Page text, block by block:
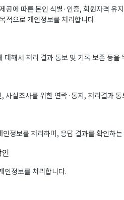
공에 따른 본인 식별·인증, 회원자격
적으로 개인정보를 처리합니다.
대해서 처리 결과 통보 및 기록 보존 등
사실조사를 위한 연락·통지, 처리결과
정보를 처리하며, 응답 결과를 확인하
인정보를 처리합니다.